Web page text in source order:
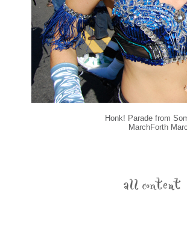
Honk! Parade from
MarchForth